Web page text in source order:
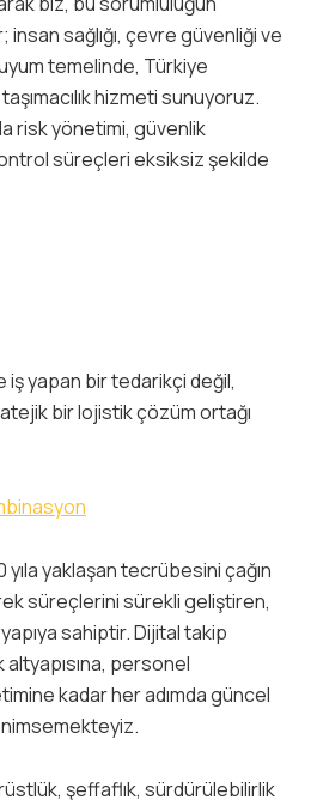
sağlığı, çevre güvenliği ve
temelinde, Türkiye
hizmeti sunuyoruz.
risk yönetimi, güvenlik
süreçleri eksiksiz şekilde
yapan bir tedarikçi değil,
bir lojistik çözüm ortağı
yıla yaklaşan tecrübesini çağın
süreçlerini sürekli geliştiren,
sahiptir. Dijital takip
personel
kadar her adımda güncel
şeffaflık, sürdürülebilirlik